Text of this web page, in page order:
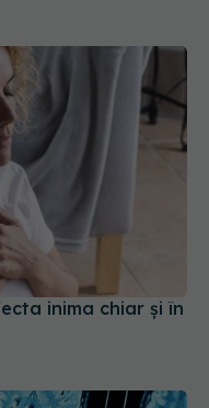
inima chiar și în